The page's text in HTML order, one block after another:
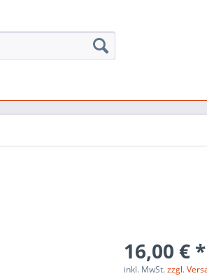
16,00 € *
inkl. MwSt.zzgl.